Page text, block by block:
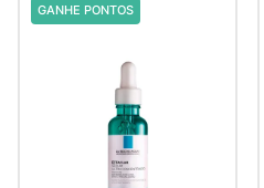
GANHE PONTOS